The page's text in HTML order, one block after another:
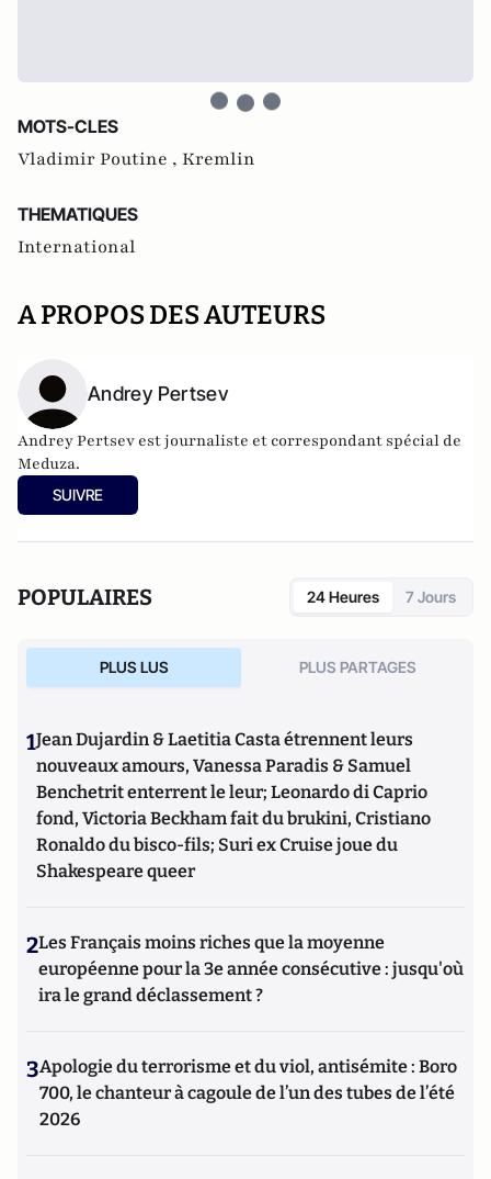
MOTS-CLES
Vladimir Poutine , Kremlin
THEMATIQUES
International
A PROPOS DES AUTEURS
Andrey Pertsev
Andrey Pertsev est journaliste et correspondant spécial de
Meduza.
SUIVRE
POPULAIRES 24 Heures 7 Jours
PLUS LUS PLUS PARTAGES
1Jean Dujardin & Laetitia Casta étrennent leurs
nouveaux amours, Vanessa Paradis & Samuel
Benchetrit enterrent le leur; Leonardo di Caprio
fond, Victoria Beckham fait du brukini, Cristiano
Ronaldo du bisco-fils; Suri ex Cruise joue du
Shakespeare queer
2Les Français moins riches que la moyenne
européenne pour la 3e année consécutive : jusqu'où
ira le grand déclassement ?
3Apologie du terrorisme et du viol, antisémite : Boro
700, le chanteur à cagoule de l’un des tubes de l’été
2026